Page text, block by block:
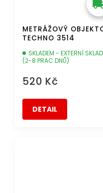
METRÁŽOVÝ
TECHNO 3514
SKLADEM - EXTERNÍ SKLAD
(2-8 PRAC.DNŮ)
520 Kč
DETAIL